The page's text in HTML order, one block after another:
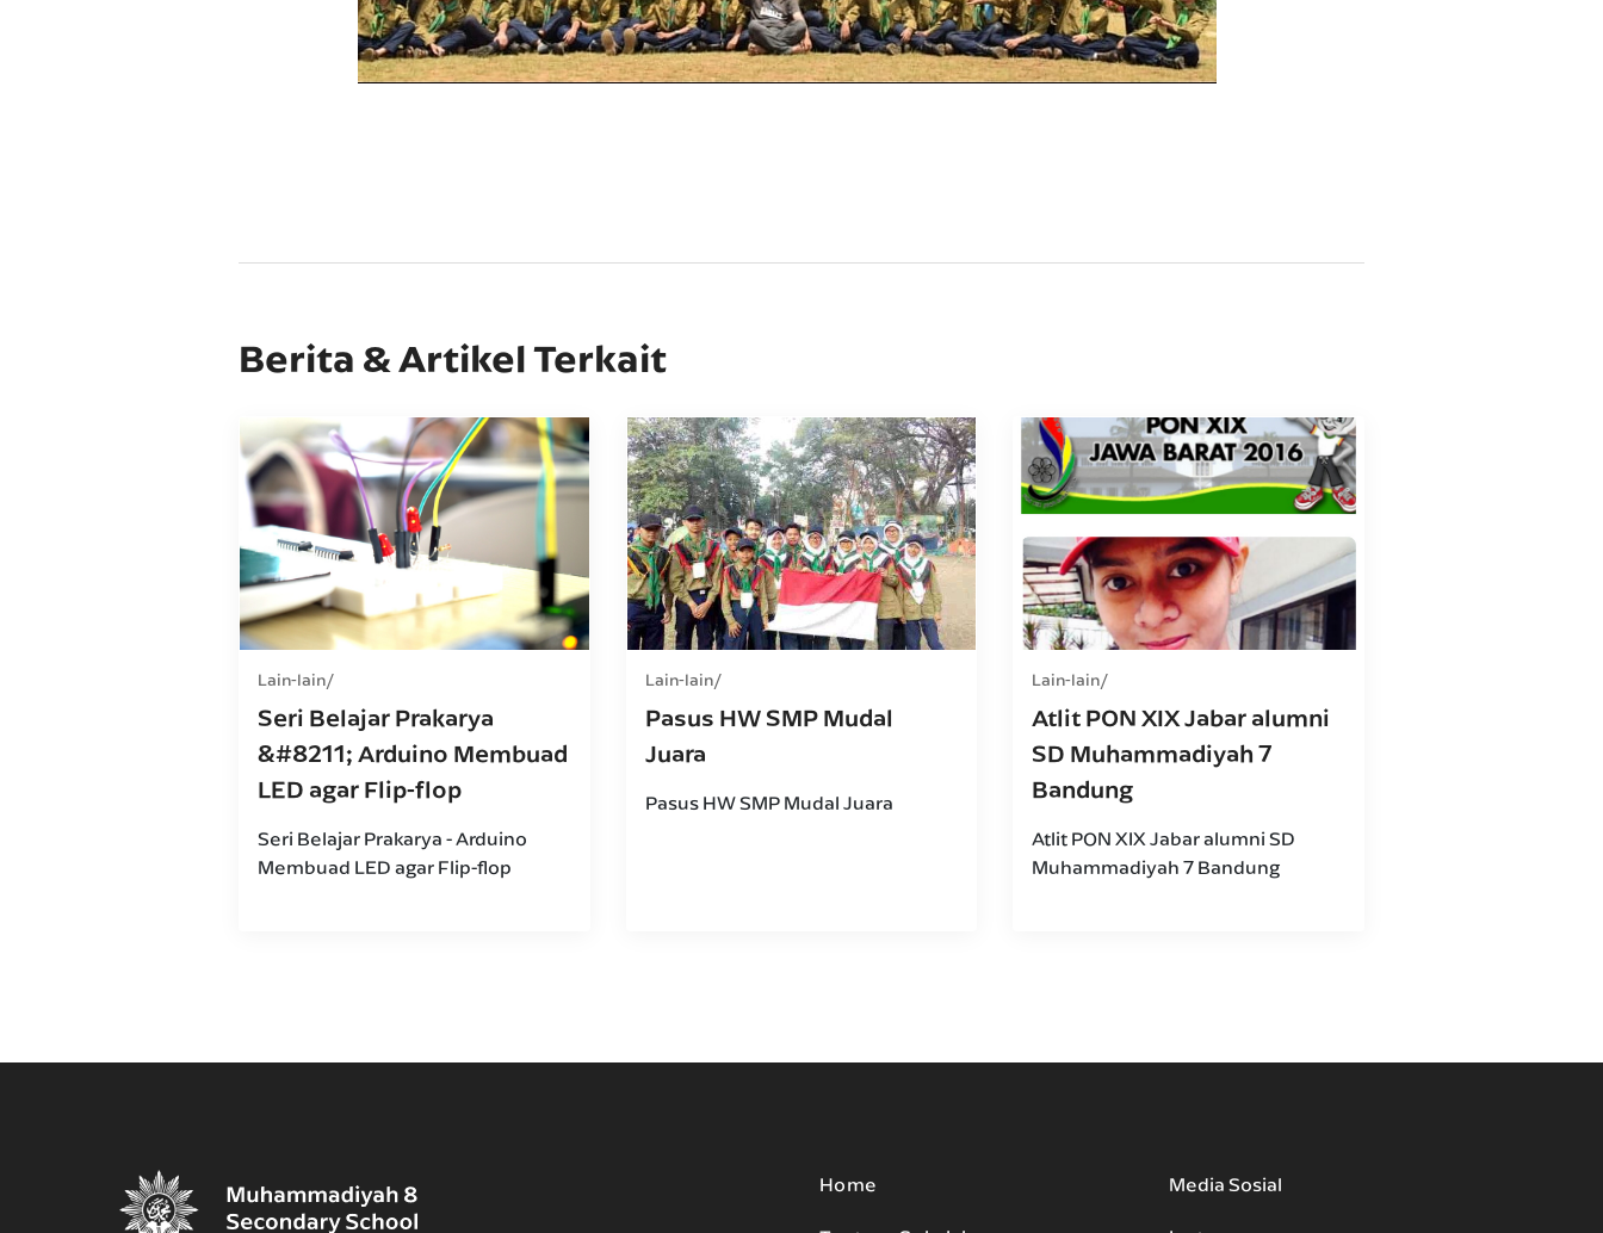
Berita & Artikel Terkait
Lain-lain
Seri Belajar Prakarya
&#8211; Arduino Membuad
LED agar Flip-flop
Seri Belajar Prakarya - Arduino
Membuad LED agar Flip-flop
Lain-lain
Pasus HW SMP Mudal
Juara
Pasus HW SMP Mudal Juara
Lain-lain
Atlit PON XIX Jabar alumni
SD Muhammadiyah 7
Bandung
Atlit PON XIX Jabar alumni SD
Muhammadiyah 7 Bandung
Home Media Sosial